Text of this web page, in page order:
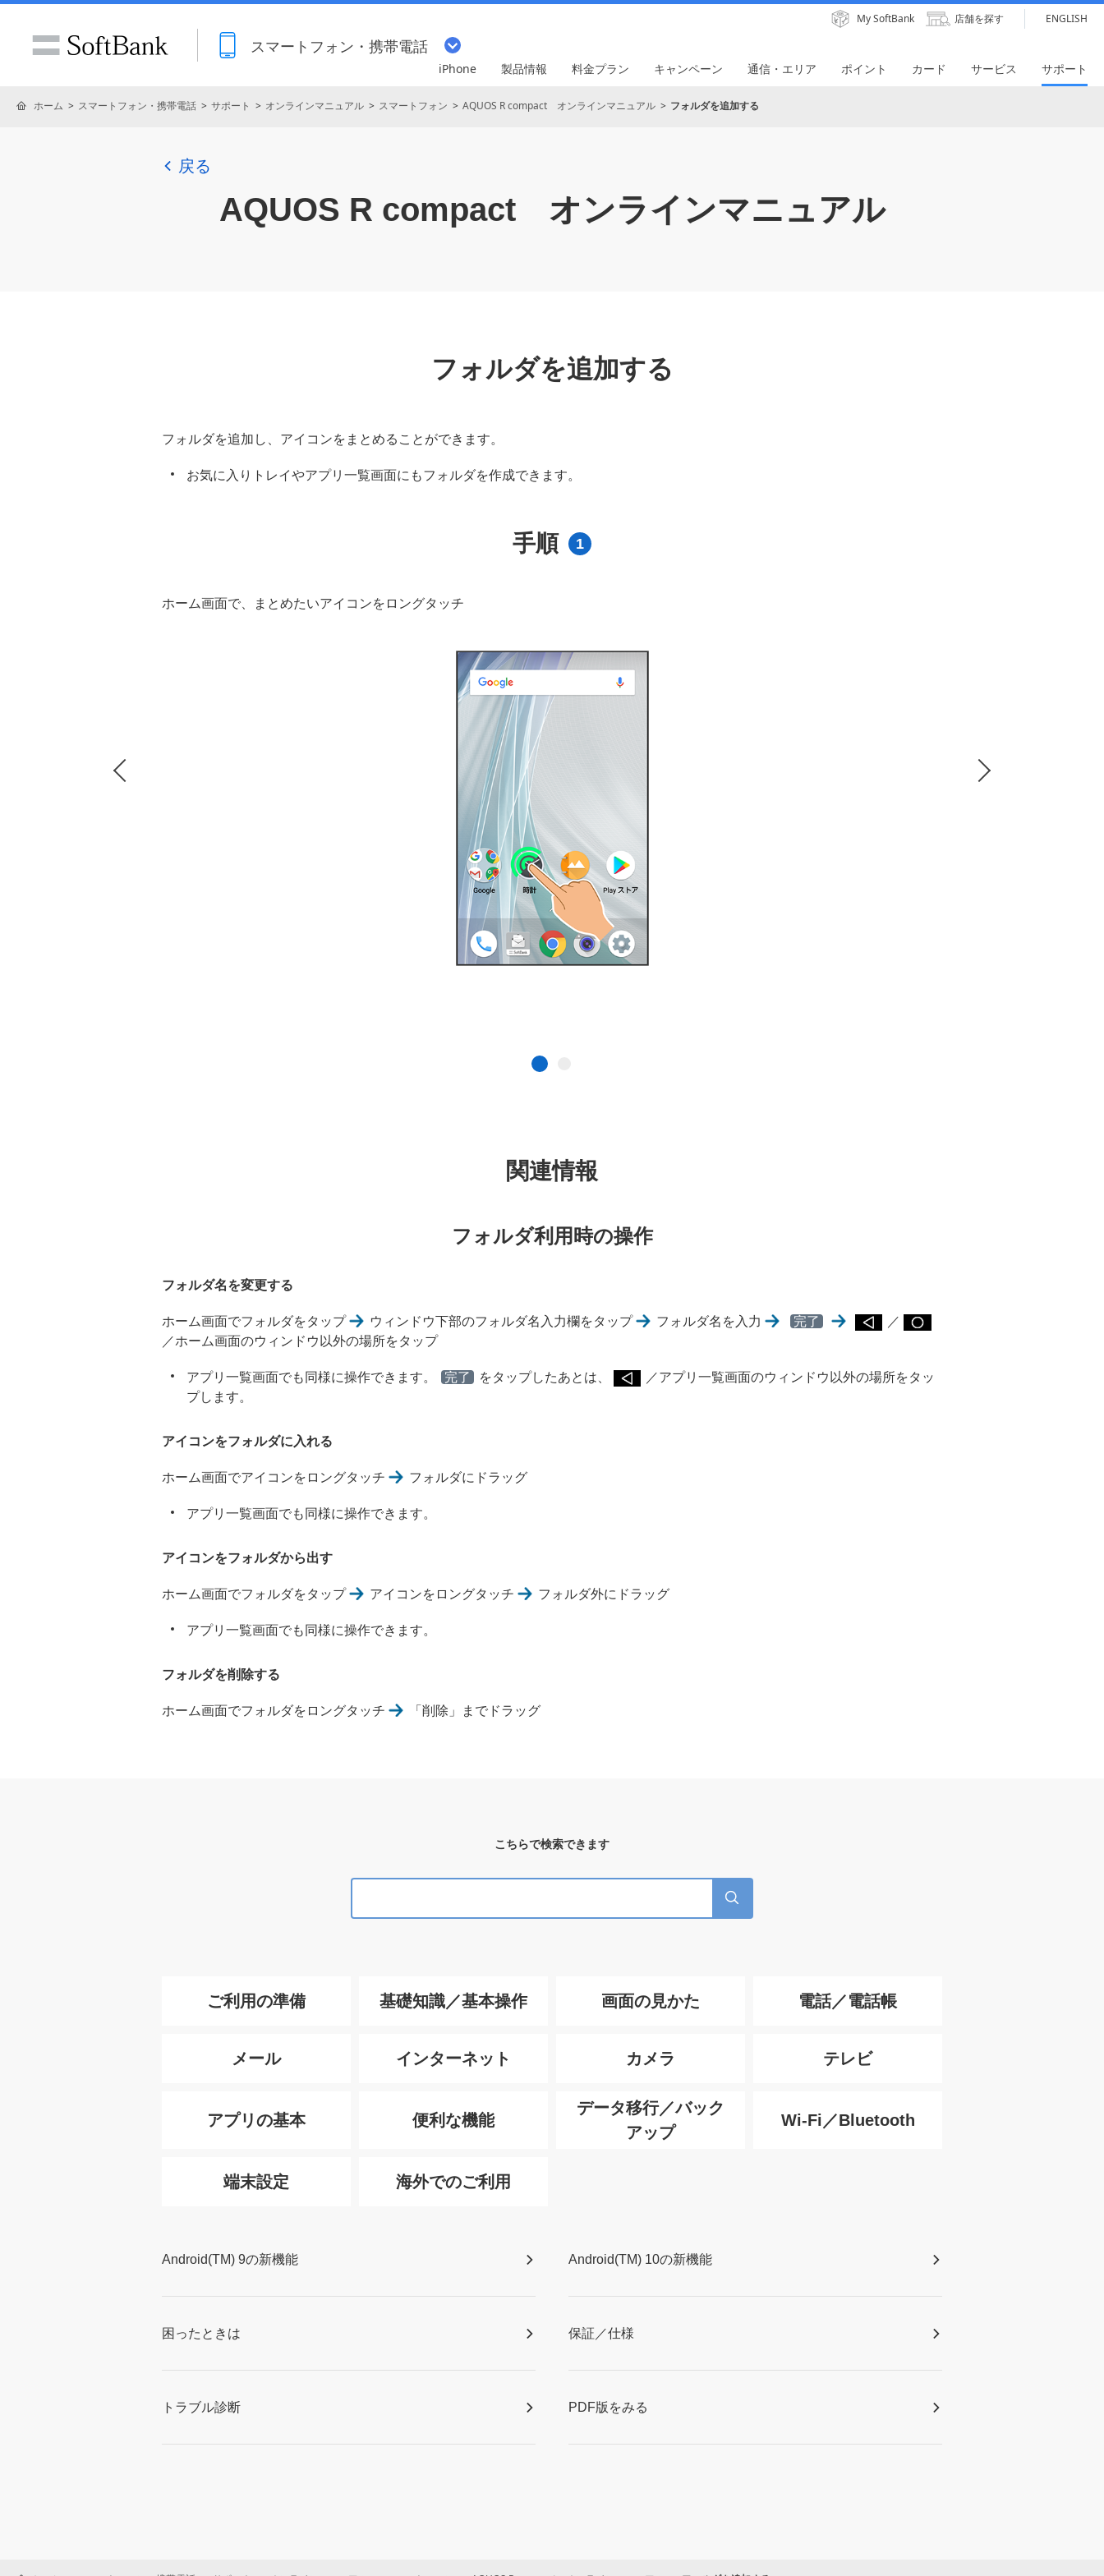
スマートフォン・携帯電話
My SoftBank 店舗を探す ENGLISH
iPhone 製品情報 料金プラン キャンペーン 通信・エリア ポイント カード サービス サポート
ホーム スマートフォン・携帯電話 サポート オンラインマニュアル スマートフォン AQUOS R compact オンラインマニュアル フォルダを追加する
戻る
AQUOS R compact オンラインマニュアル
フォルダを追加する
フォルダを追加し、アイコンをまとめることができます。
お気に入りトレイやアプリ一覧画面にもフォルダを作成できます。
手順 1
ホーム画面で、まとめたいアイコンをロングタッチ
関連情報
フォルダ利用時の操作
フォルダ名を変更する
ホーム画面でフォルダをタップ ウィンドウ下部のフォルダ名入力欄をタップ フォルダ名を入力 完了
／
／ホーム画面のウィンドウ以外の場所をタップ
アプリ一覧画面でも同様に操作できます。 完了 をタップしたあとは、
／アプリ一覧画面のウィンドウ以外の場所をタッ
プします。
アイコンをフォルダに入れる
ホーム画面でアイコンをロングタッチ フォルダにドラッグ
アプリ一覧画面でも同様に操作できます。
アイコンをフォルダから出す
ホーム画面でフォルダをタップ アイコンをロングタッチ フォルダ外にドラッグ
アプリ一覧画面でも同様に操作できます。
フォルダを削除する
ホーム画面でフォルダをロングタッチ 「削除」までドラッグ
こちらで検索できます
ご利用の準備 基礎知識／基本操作 画面の見かた 電話／電話帳
メール インターネット カメラ テレビ
アプリの基本 便利な機能
データ移行／バック
アップ
Wi-Fi／Bluetooth
端末設定 海外でのご利用
Android(TM) 9の新機能 Android(TM) 10の新機能
困ったときは 保証／仕様
トラブル診断 PDF版をみる